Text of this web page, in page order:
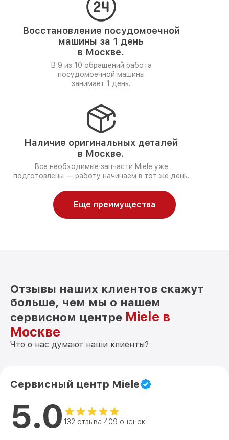
Восстановление посудомоечной
машины за 1 день
в Москве.
В 9 из 10 обращений работа
посудомоечной машины
занимает 1 день.
Наличие оригинальных деталей
в Москве.
Все необходимые запчасти Miele уже
подготовлены — работу начинаем в тот же день.
Еще преимущества
Отзывы наших клиентов скажут
больше, чем мы о нашем
сервисном центре Miele в
Москве
Что о нас думают наши клиенты?
Сервисный центр Miele
5.0 132 отзыва 409 оценок